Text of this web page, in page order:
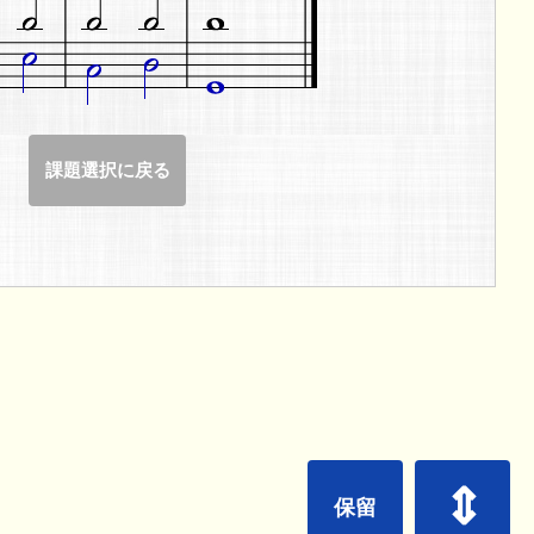
⇕
保留
課題選択に戻る